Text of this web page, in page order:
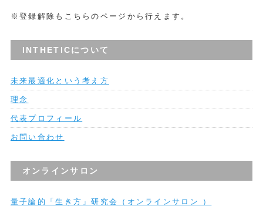
※登録解除もこちらのページから行えます。
INTHETICについて
未来最適化という考え方
理念
代表プロフィール
お問い合わせ
オンラインサロン
量子論的「生き方」研究会（オンラインサロン ）